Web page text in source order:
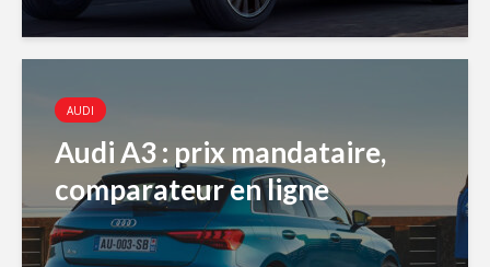
AUDI
Audi A3 : prix mandataire,
comparateur en ligne